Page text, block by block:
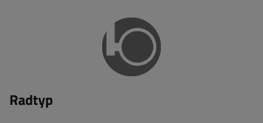
Radtyp